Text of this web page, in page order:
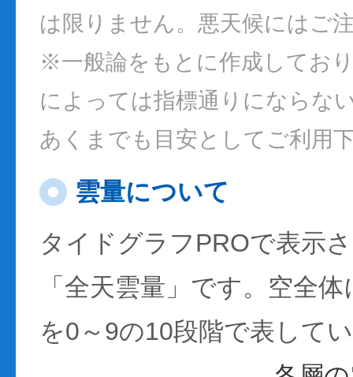
は限りません。悪天候にはご
※一般論をもとに作成してお
によっては指標通りにならな
あくまでも目安としてご利用
雲量について
タイドグラフPROで表示
「全天雲量」です。空全
を0～9の10段階で表して